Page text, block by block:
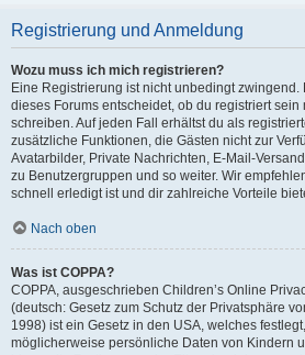
Registrierung und Anmeldung
Wozu muss ich mich registrieren?
Eine Registrierung ist nicht unbedingt
dieses Forums entscheidet, ob du registriert sein
schreiben. Auf jeden Fall erhältst du als
zusätzliche Funktionen, die Gästen nicht zur
Avatarbilder, Private Nachrichten, E-Mail-
zu Benutzergruppen und so weiter. Wir
schnell erledigt ist und dir zahlreiche Vorteile
Nach oben
Was ist COPPA?
COPPA, ausgeschrieben Children’s Online
(deutsch: Gesetz zum Schutz der Privatsphäre
1998) ist ein Gesetz in den USA, welches
möglicherweise persönliche Daten von Kindern